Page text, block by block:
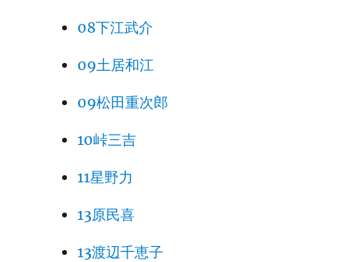
08下江武介
09土居和江
09松田重次郎
10峠三吉
11星野力
13原民喜
13渡辺千恵子